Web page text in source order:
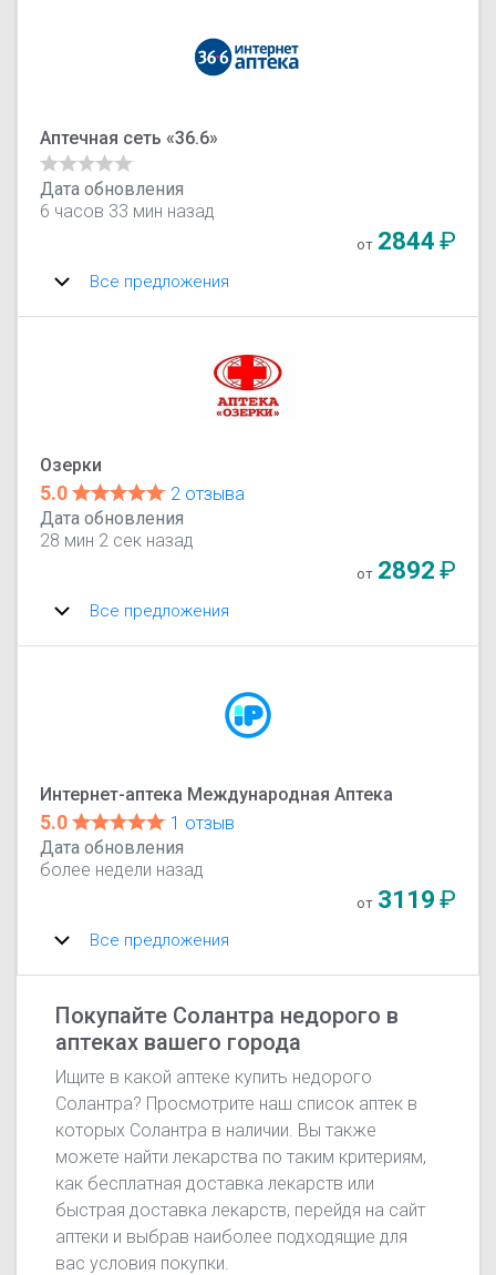
Аптечная сеть «36.6»
Дата обновления
6 часов 33 мин назад
от 2844₽
Все предложения
Озерки
5.0
2 отзыва
Дата обновления
28 мин 2 сек назад
от 2892₽
Все предложения
Интернет-аптека Международная Аптека
5.0
1 отзыв
Дата обновления
более недели назад
от 3119₽
Все предложения
Покупайте Солантра недорого в
аптеках вашего города
Ищите в какой аптеке купить недорого
Солантра? Просмотрите наш список аптек в
которых Солантра в наличии. Вы также
можете найти лекарства по таким критериям,
как бесплатная доставка лекарств или
быстрая доставка лекарств, перейдя на сайт
аптеки и выбрав наиболее подходящие для
вас условия покупки.